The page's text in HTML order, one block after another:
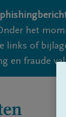
het
links of
en fraude